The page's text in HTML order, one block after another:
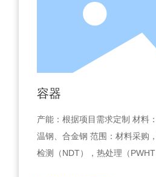
容器
产能：根据项目需求定制 材料
温钢、合金钢 范围：材料采购
检测（NDT），热处理（